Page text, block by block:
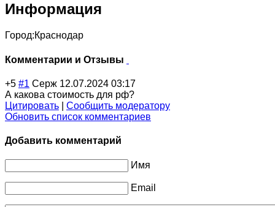
Информация
Город:Краснодар
Комментарии и Отзывы
+5 #1 Серж 12.07.2024 03:17
А какова стоимость для рф?
Цитировать
Сообщить модератору
Обновить список комментариев
Добавить комментарий
Имя
Email